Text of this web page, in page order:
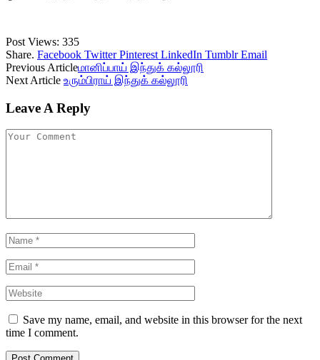
Post Views: 335
Share. Facebook Twitter Pinterest LinkedIn Tumblr Email
Previous Articleமானிப்பாய் இந்துக் கல்லூரி
Next Article உரும்பிராய் இந்துக் கல்லூரி
Leave A Reply
Save my name, email, and website in this browser for the next
time I comment.